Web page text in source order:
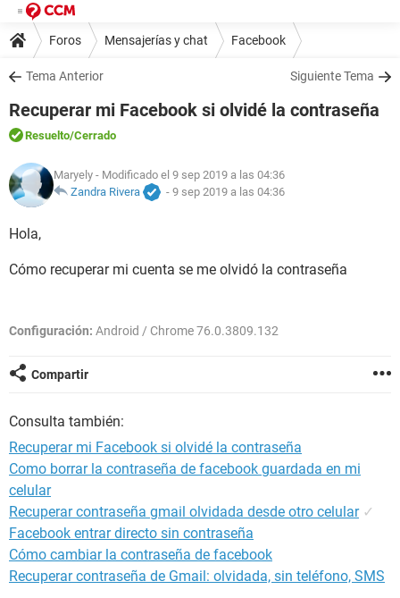
Foros Mensajerías y chat Facebook
Tema Anterior Siguiente Tema
Recuperar mi Facebook si olvidé la contraseña
Resuelto/Cerrado
Maryely - Modificado el 9 sep 2019 a las 04:36
Zandra Rivera
- 9 sep 2019 a las 04:36
Hola,
Cómo recuperar mi cuenta se me olvidó la contraseña
Configuración: Android / Chrome 76.0.3809.132
Compartir
Consulta también:
Recuperar mi Facebook si olvidé la contraseña
Como borrar la contraseña de facebook guardada en mi
celular
Recuperar contraseña gmail olvidada desde otro celular ✓
Facebook entrar directo sin contraseña
Cómo cambiar la contraseña de facebook
Recuperar contraseña de Gmail: olvidada, sin teléfono, SMS